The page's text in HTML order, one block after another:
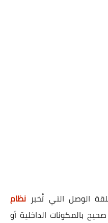
الوصل التي تُخبر نظام
بالمكونات الداخلية أو